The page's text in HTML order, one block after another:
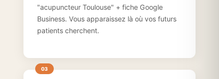
"acupuncteur Toulouse" + fiche Google
Business. Vous apparaissez là où vos futurs
patients cherchent.